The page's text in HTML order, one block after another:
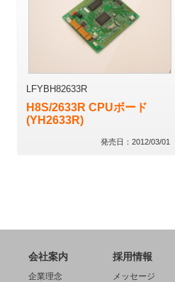
LFYBH82633R
H8S/2633R CPUボード
(YH2633R)
発売日：2012/03/01
会社案内
企業理念
採用情報
メッセージ